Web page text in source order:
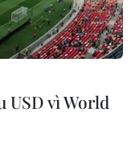
USD vì World